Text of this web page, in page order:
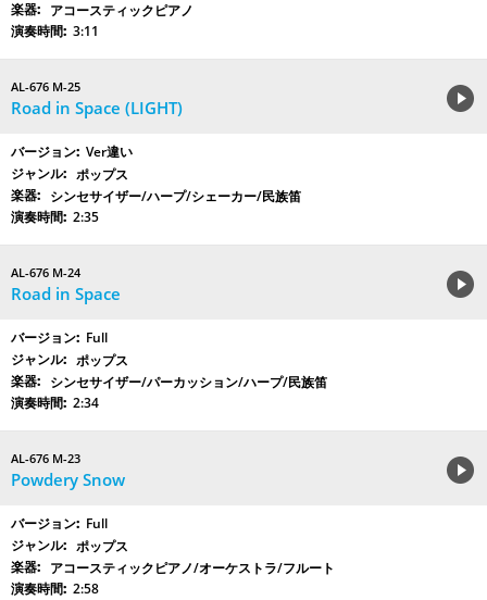
アコースティックピアノ
3:11
AL-676 M-25
Road in Space (LIGHT)
Ver違い
ポップス
シンセサイザー/ハープ/シェーカー/民族笛
2:35
AL-676 M-24
Road in Space
Full
ポップス
シンセサイザー/パーカッション/ハープ/民族笛
2:34
AL-676 M-23
Powdery Snow
Full
ポップス
アコースティックピアノ/オーケストラ/フルート
2:58